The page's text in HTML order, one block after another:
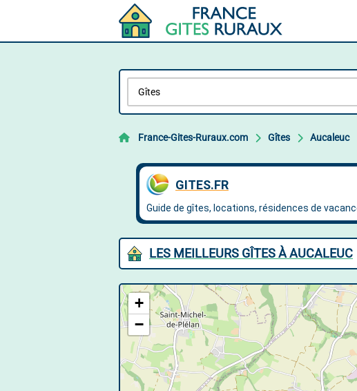
France-Gites-Ruraux.com Gîtes Aucaleuc
LES MEILLEURS GÎTES À AUCALEUC
+
−